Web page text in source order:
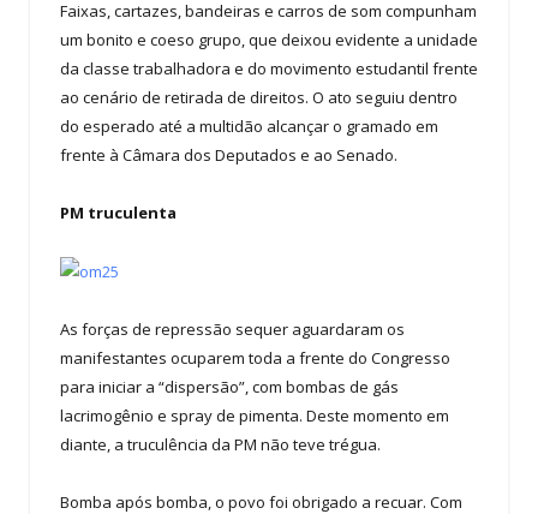
Faixas, cartazes, bandeiras e carros de som compunham
um bonito e coeso grupo, que deixou evidente a unidade
da classe trabalhadora e do movimento estudantil frente
ao cenário de retirada de direitos. O ato seguiu dentro
do esperado até a multidão alcançar o gramado em
frente à Câmara dos Deputados e ao Senado.
PM truculenta
As forças de repressão sequer aguardaram os
manifestantes ocuparem toda a frente do Congresso
para iniciar a “dispersão”, com bombas de gás
lacrimogênio e spray de pimenta. Deste momento em
diante, a truculência da PM não teve trégua.
Bomba após bomba, o povo foi obrigado a recuar. Com